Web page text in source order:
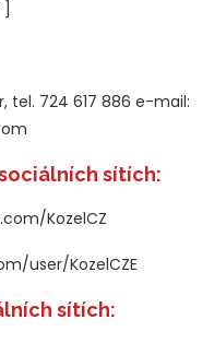
tel. 724 617 886 e-mail:
sítích:
KozelCZ
user/KozelCZE
sítích: